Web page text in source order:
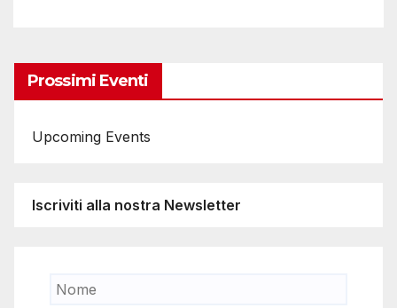
Prossimi Eventi
Upcoming Events
Iscriviti alla nostra Newsletter